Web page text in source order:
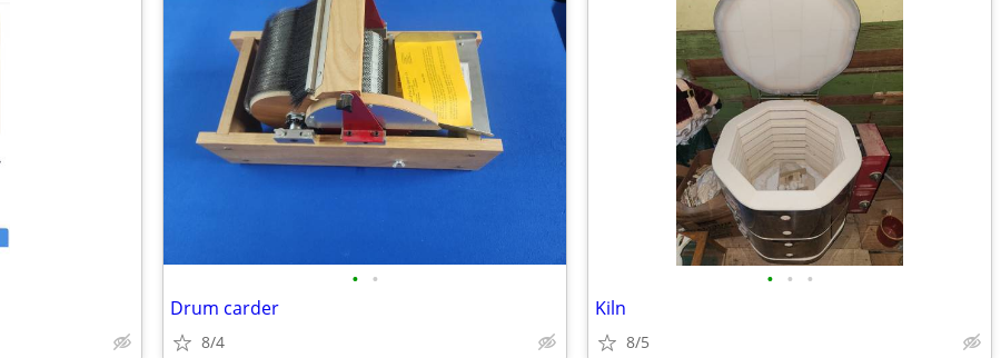
• •
Drum carder
8/4
• • •
Kiln
8/5